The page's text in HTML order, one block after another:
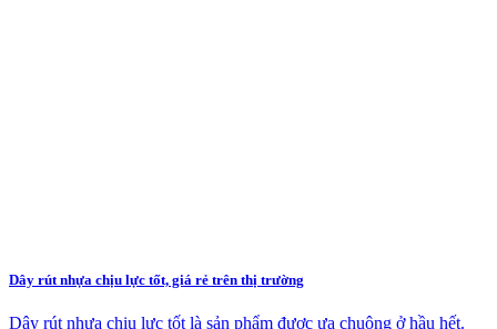
Dây rút nhựa chịu lực tốt, giá rẻ trên thị trường
Dây rút nhựa chịu lực tốt là sản phẩm được ưa chuộng ở hầu hết.